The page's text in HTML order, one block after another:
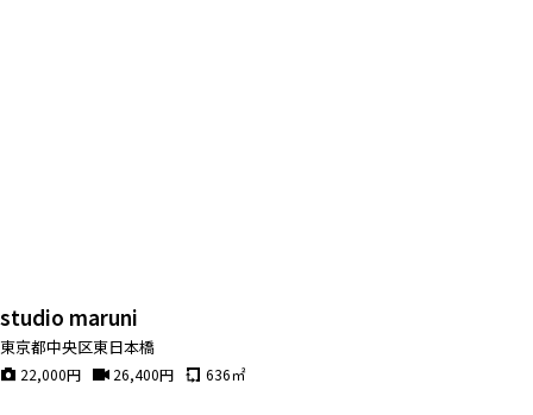
studio maruni
東京都中央区東日本橋
22,000円 26,400円 636㎡